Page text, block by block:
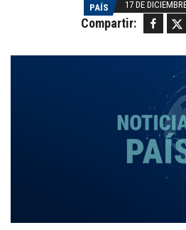
PAÍS 17 DE
Compartir: Facebook Twitter